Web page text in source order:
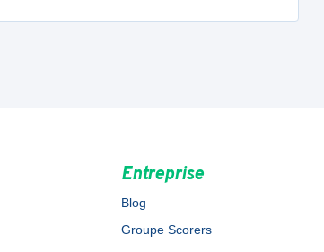
Entreprise
Blog
Groupe Scorers